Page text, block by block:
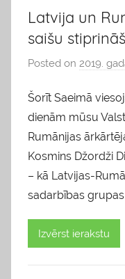
Latvija un
saišu
Posted on 2019.
Šorīt Saeimā
dienām mūsu
Rumānijas
Kosmins Džordži
– kā Latvijas-
sadarbības
Izvērst ierakstu